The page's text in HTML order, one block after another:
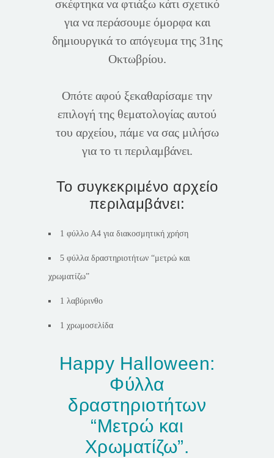
σκέφτηκα να φτιάξω κάτι σχετικό
για να περάσουμε όμορφα και
δημιουργικά το απόγευμα της 31ης
Οκτωβρίου.
Οπότε αφού ξεκαθαρίσαμε την
επιλογή της θεματολογίας αυτού
του αρχείου, πάμε να σας μιλήσω
για το τι περιλαμβάνει.
Το συγκεκριμένο αρχείο
περιλαμβάνει:
1 φύλλο Α4 για διακοσμητική χρήση
5 φύλλα δραστηριοτήτων “μετρώ και
χρωματίζω”
1 λαβύρινθο
1 χρωμοσελίδα
Happy Halloween:
Φύλλα
δραστηριοτήτων
“Μετρώ και
Χρωματίζω”.